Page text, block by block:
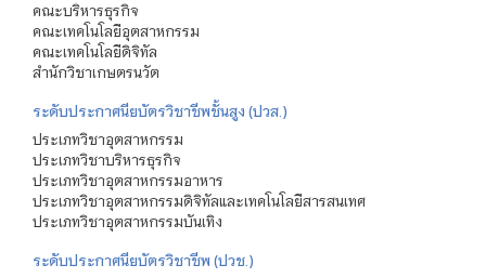
คณะบริหารธุรกิจ
คณะเทคโนโลยีอุตสาหกรรม
คณะเทคโนโลยีดิจิทัล
สำนักวิชาเกษตรนวัต
ระดับประกาศนียบัตรวิชาชีพชั้นสูง (ปวส.)
ประเภทวิชาอุตสาหกรรม
ประเภทวิชาบริหารธุรกิจ
ประเภทวิชาอุตสาหกรรมอาหาร
ประเภทวิชาอุตสาหกรรมดิจิทัลและเทคโนโลยีสารสนเทศ
ประเภทวิชาอุตสาหกรรมบันเทิง
ระดับประกาศนียบัตรวิชาชีพ (ปวช.)